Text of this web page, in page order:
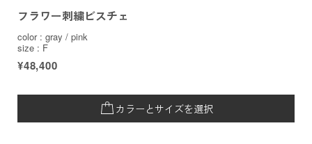
フラワー刺繍ビスチェ
color : gray / pink
size : F
¥48,400
カラーとサイズを選択